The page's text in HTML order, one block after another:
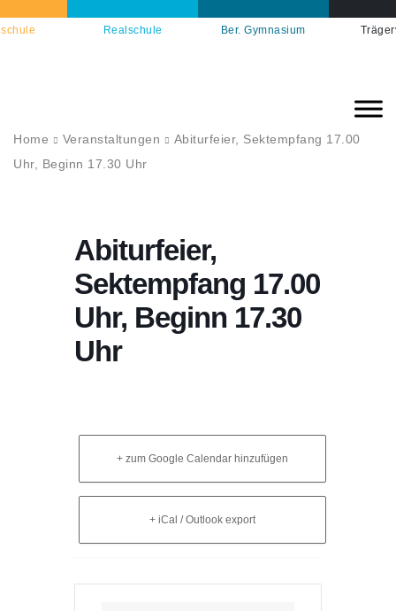
Realschule Ber. Gymnasium
Home Veranstaltungen
Abiturfeier, Sektempfang 17.00
Uhr, Beginn 17.30 Uhr
Abiturfeier,
Sektempfang 17.00
Uhr, Beginn 17.30
Uhr
+ zum Google Calendar hinzufügen
+ iCal / Outlook export